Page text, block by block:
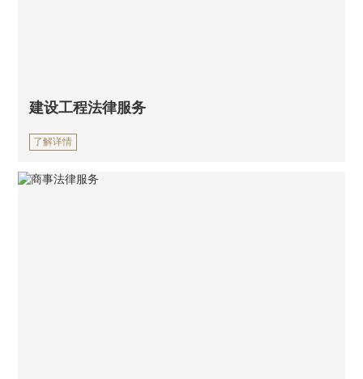
建设工程法律服务
了解详情